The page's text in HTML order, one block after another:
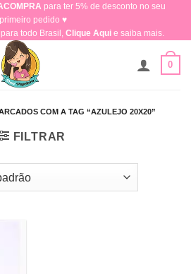
para ter 5% de desconto no seu
primeiro pedido ♥​
todo Brasil, Clique Aquie saiba mais.
0
COM A TAG “AZULEJO 20X20”
FILTRAR